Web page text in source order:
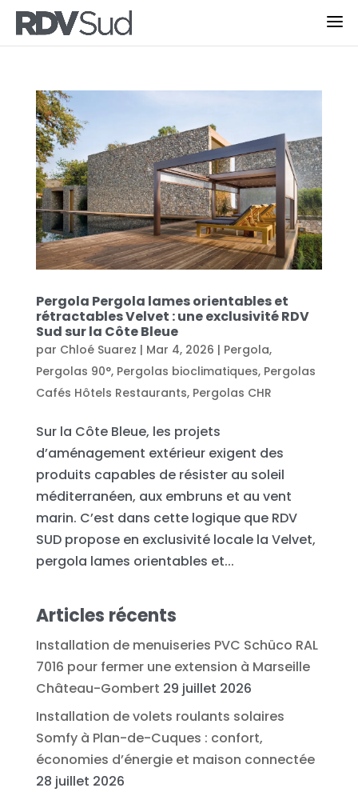
Pergola Pergola lames orientables et
rétractables Velvet : une exclusivité RDV
Sud sur la Côte Bleue
par Chloé Suarez | Mar 4, 2026 | Pergola,
Pergolas 90°, Pergolas bioclimatiques, Pergolas
Cafés Hôtels Restaurants, Pergolas CHR
Sur la Côte Bleue, les projets
d’aménagement extérieur exigent des
produits capables de résister au soleil
méditerranéen, aux embruns et au vent
marin. C’est dans cette logique que RDV
SUD propose en exclusivité locale la Velvet,
pergola lames orientables et...
Articles récents
Installation de menuiseries PVC Schüco RAL
7016 pour fermer une extension à Marseille
Château-Gombert 29 juillet 2026
Installation de volets roulants solaires
Somfy à Plan-de-Cuques : confort,
économies d’énergie et maison connectée
28 juillet 2026